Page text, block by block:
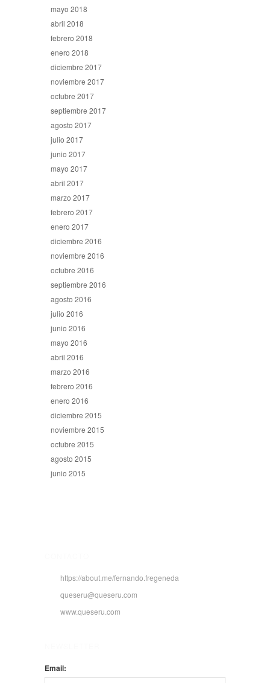
mayo 2018
abril 2018
febrero 2018
enero 2018
diciembre 2017
noviembre 2017
octubre 2017
septiembre 2017
agosto 2017
julio 2017
junio 2017
mayo 2017
abril 2017
marzo 2017
febrero 2017
enero 2017
diciembre 2016
noviembre 2016
octubre 2016
septiembre 2016
agosto 2016
julio 2016
junio 2016
mayo 2016
abril 2016
marzo 2016
febrero 2016
enero 2016
diciembre 2015
noviembre 2015
octubre 2015
agosto 2015
junio 2015
https://about.me/fernando.fregeneda
queseru@queseru.com
www.queseru.com
Email: